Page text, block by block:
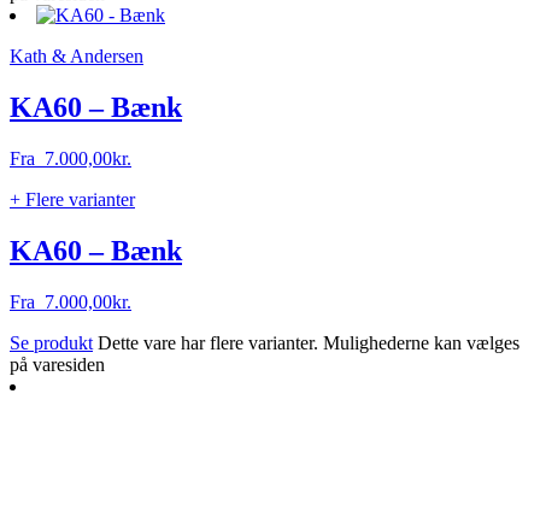
Kath & Andersen
KA60 – Bænk
Fra 7.000,00kr.
+ Flere varianter
KA60 – Bænk
Fra 7.000,00kr.
Se produkt Dette vare har flere varianter. Mulighederne kan vælges
på varesiden